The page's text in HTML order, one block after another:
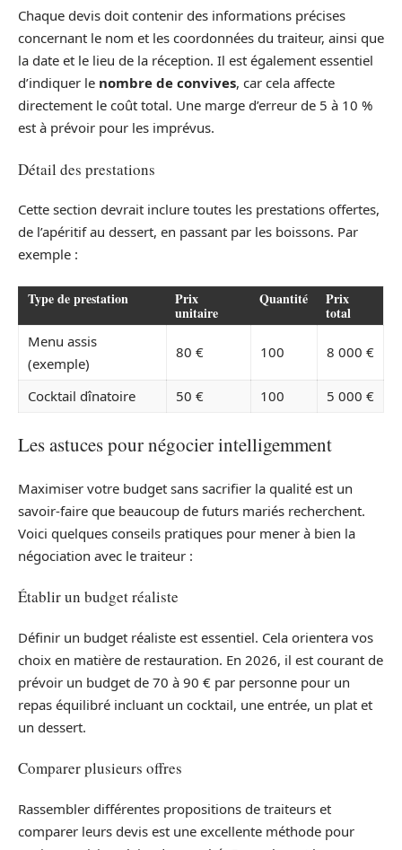
Chaque devis doit contenir des informations précises
concernant le nom et les coordonnées du traiteur, ainsi que
la date et le lieu de la réception. Il est également essentiel
d’indiquer le nombre de convives, car cela affecte
directement le coût total. Une marge d’erreur de 5 à 10 %
est à prévoir pour les imprévus.
Détail des prestations
Cette section devrait inclure toutes les prestations offertes,
de l’apéritif au dessert, en passant par les boissons. Par
exemple :
Type de prestation Prix
unitaire
Quantité Prix
total
Menu assis
(exemple)
80 € 100 8 000 €
Cocktail dînatoire 50 € 100 5 000 €
Les astuces pour négocier intelligemment
Maximiser votre budget sans sacrifier la qualité est un
savoir-faire que beaucoup de futurs mariés recherchent.
Voici quelques conseils pratiques pour mener à bien la
négociation avec le traiteur :
Établir un budget réaliste
Définir un budget réaliste est essentiel. Cela orientera vos
choix en matière de restauration. En 2026, il est courant de
prévoir un budget de 70 à 90 € par personne pour un
repas équilibré incluant un cocktail, une entrée, un plat et
un dessert.
Comparer plusieurs offres
Rassembler différentes propositions de traiteurs et
comparer leurs devis est une excellente méthode pour